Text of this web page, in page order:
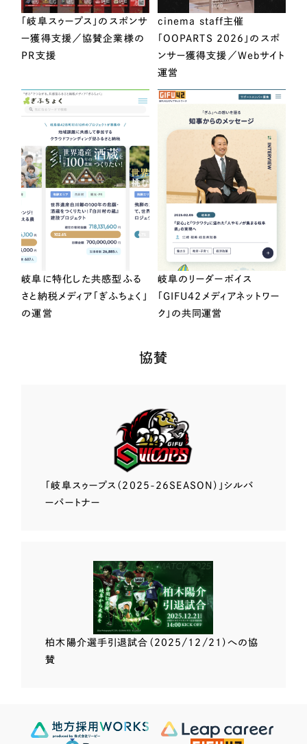
「岐阜スゥープス」のスポンサ
ー獲得支援／協賛企業様の
PR支援
cinema staff主催
「OOPARTS 2026」のスポ
ンサー獲得支援／Webサイト
運営
岐阜に特化した共感型ふる
さと納税メディア「ぎふちょく」
の運営
岐阜のリーダーボイス
「GIFU42メディアネットワー
ク」の共同運営
協賛
「岐阜スゥープス （2025-26SEASON）」 シルバ
ーパートナー
柏木陽介選手引退試合（2025/12/21）への協
賛